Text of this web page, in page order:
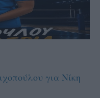
για Νίκη